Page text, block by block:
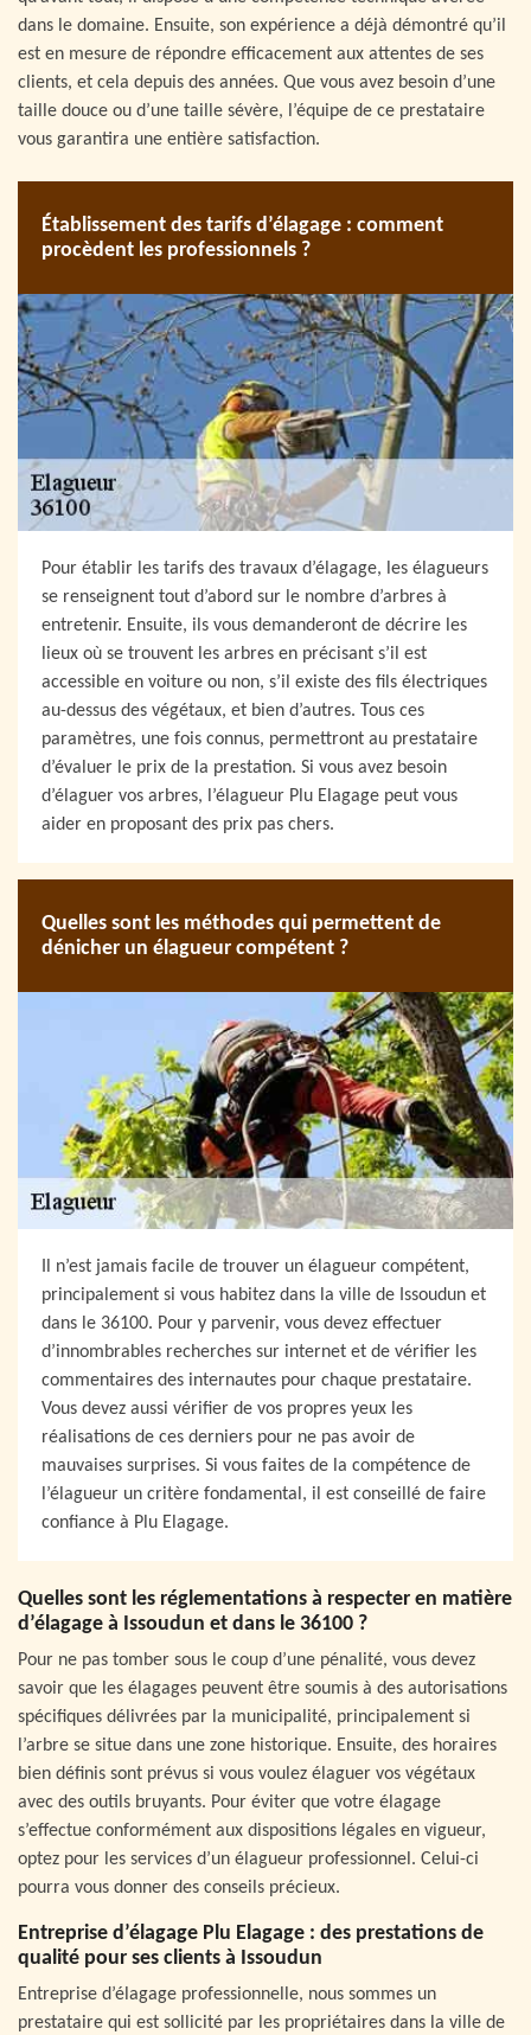
dans le domaine. Ensuite, son expérience a déjà démontré qu’il
est en mesure de répondre efficacement aux attentes de ses
clients, et cela depuis des années. Que vous avez besoin d’une
taille douce ou d’une taille sévère, l’équipe de ce prestataire
vous garantira une entière satisfaction.
Établissement des tarifs d’élagage : comment
procèdent les professionnels ?
Pour établir les tarifs des travaux d’élagage, les élagueurs
se renseignent tout d’abord sur le nombre d’arbres à
entretenir. Ensuite, ils vous demanderont de décrire les
lieux où se trouvent les arbres en précisant s’il est
accessible en voiture ou non, s’il existe des fils électriques
au-dessus des végétaux, et bien d’autres. Tous ces
paramètres, une fois connus, permettront au prestataire
d’évaluer le prix de la prestation. Si vous avez besoin
d’élaguer vos arbres, l’élagueur Plu Elagage peut vous
aider en proposant des prix pas chers.
Quelles sont les méthodes qui permettent de
dénicher un élagueur compétent ?
Il n’est jamais facile de trouver un élagueur compétent,
principalement si vous habitez dans la ville de Issoudun et
dans le 36100. Pour y parvenir, vous devez effectuer
d’innombrables recherches sur internet et de vérifier les
commentaires des internautes pour chaque prestataire.
Vous devez aussi vérifier de vos propres yeux les
réalisations de ces derniers pour ne pas avoir de
mauvaises surprises. Si vous faites de la compétence de
l’élagueur un critère fondamental, il est conseillé de faire
confiance à Plu Elagage.
Quelles sont les réglementations à respecter en matière
d’élagage à Issoudun et dans le 36100 ?
Pour ne pas tomber sous le coup d’une pénalité, vous devez
savoir que les élagages peuvent être soumis à des autorisations
spécifiques délivrées par la municipalité, principalement si
l’arbre se situe dans une zone historique. Ensuite, des horaires
bien définis sont prévus si vous voulez élaguer vos végétaux
avec des outils bruyants. Pour éviter que votre élagage
s’effectue conformément aux dispositions légales en vigueur,
optez pour les services d’un élagueur professionnel. Celui-ci
pourra vous donner des conseils précieux.
Entreprise d’élagage Plu Elagage : des prestations de
qualité pour ses clients à Issoudun
Entreprise d’élagage professionnelle, nous sommes un
prestataire qui est sollicité par les propriétaires dans la ville de